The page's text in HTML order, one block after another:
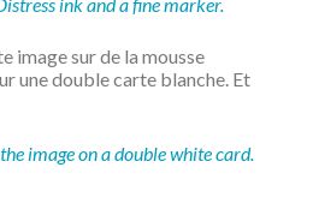
image sur de la mousse
une double carte blanche. Et
image on a double white card.